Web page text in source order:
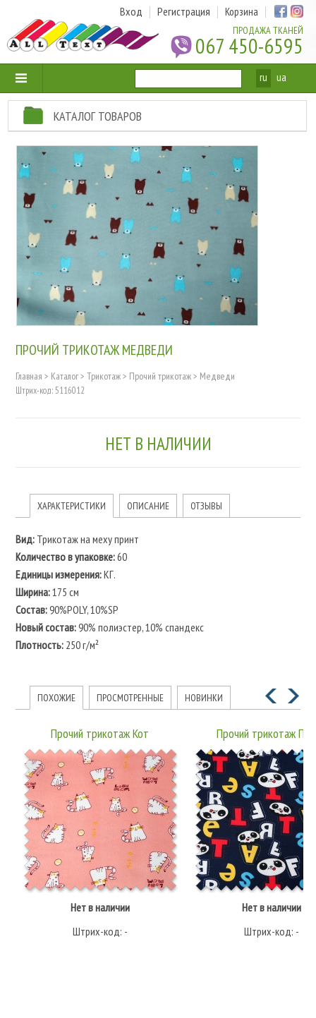
ПРОДАЖА ТКАНЕЙ
067 450-6595
Вход Регистрация Корзина
ru ua
КАТАЛОГ ТОВАРОВ
ПРОЧИЙ ТРИКОТАЖ МЕДВЕДИ
Главная > Каталог> Трикотаж> Прочий трикотаж> Медведи
Штрих-код: 5116012
НЕТ В НАЛИЧИИ
ХАРАКТЕРИСТИКИ ОПИСАНИЕ ОТЗЫВЫ
Вид:Трикотаж на меху принт
Количество в упаковке:60
Единицы измерения:КГ.
Ширина:175 см
Состав:90%POLY, 10%SP
Новый состав:90% полиэстер, 10% спандекс
Плотность:250 г/м²
ПОХОЖИЕ ПРОСМОТРЕННЫЕ НОВИНКИ
Прочий трикотаж Кот
Нет в наличии
Штрих-код: -
Прочий трикотаж
Нет в наличии
Штрих-код: -